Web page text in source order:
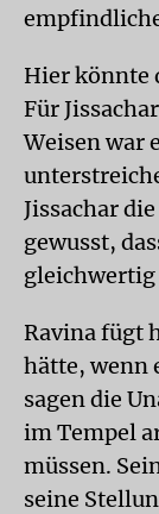
Hier könnte
Für
Weisen war
Jissachar
gewusst,
gleichwertig
Ravina fügt
hätte, wenn
sagen die
im Tempel
müssen.
seine